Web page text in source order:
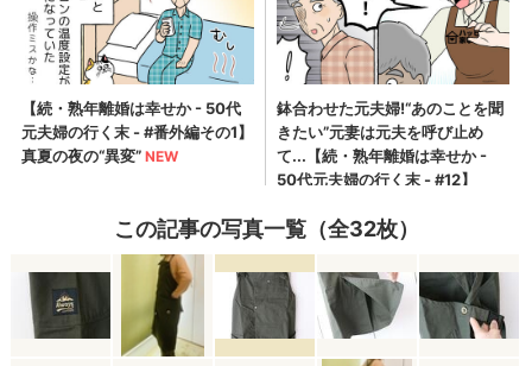
この記事の写真一覧（全32枚）